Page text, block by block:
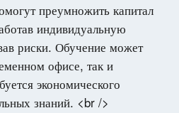
преумножить капитал
индивидуальную
риски. Обучение может
офисе, так и
экономического
знаний. <br />